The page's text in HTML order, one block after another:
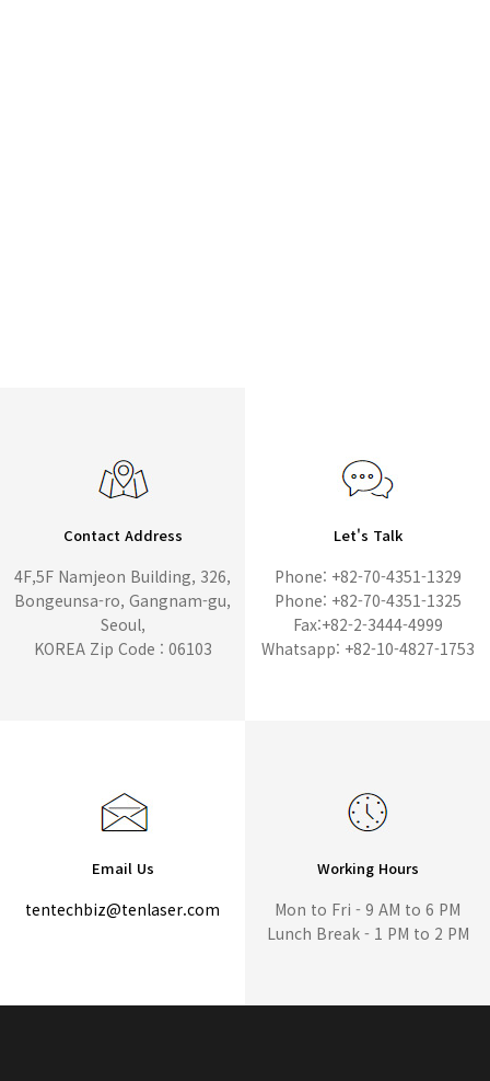
Contact Address
4F,5F Namjeon Building, 326,
Bongeunsa-ro, Gangnam-gu,
Seoul,
KOREA Zip Code : 06103
Let's Talk
Phone: +82-70-4351-1329
Phone: +82-70-4351-1325
Fax:+82-2-3444-4999
Whatsapp: +82-10-4827-1753
Email Us
tentechbiz@tenlaser.com
Working Hours
Mon to Fri - 9 AM to 6 PM
Lunch Break - 1 PM to 2 PM